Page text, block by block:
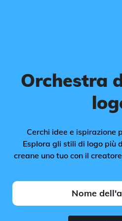
Orchestra
Cerchi idee e ispirazione
Esplora gli stili di logo più
creane uno tuo con il